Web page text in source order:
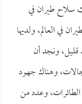
سلاح طيران في
في العالم، ولديها
ونجد أن
وهناك جهود
وعدد من